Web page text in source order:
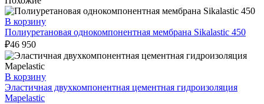
В корзину
Полиуретановая однокомпонентная мембрана Sikalastic 450
₽46 950
В корзину
Эластичная двухкомпонентная цементная гидроизоляция
Mapelastic